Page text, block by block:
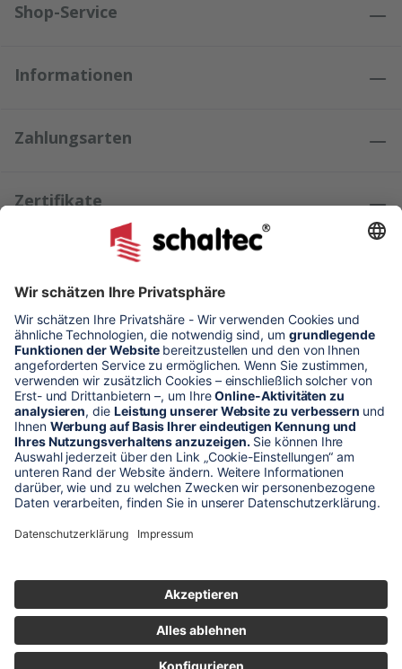
Shop-Service
Informationen
Zahlungsarten
Zertifikate
Kundenmeinungen
* Alle Preise verstehen sich zzgl. Mehrwertsteuer und Versandkosten
Unser Shop-Angebot richtet sich nur an gewerbliche
** LP = Listenneupreis (netto) des Herstellers
Mitarbeitern bearbeitet. Sie erhalten in jedem Fall ein Angebot bzw.
eine Auftragsbestätigung.
Produktabbildungen von Gebrauchtartikeln entsprechen nicht immer
der vorrätigen Ware - sie können ähnliche Produkte zeigen.